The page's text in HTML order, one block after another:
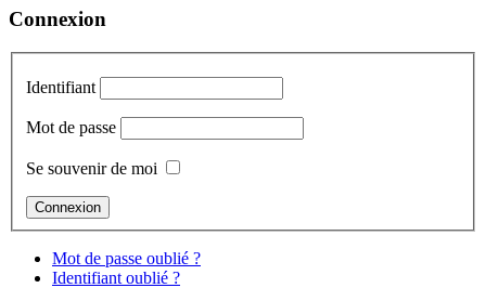
Connexion
Identifiant
Mot de passe
Se souvenir de moi
Mot de passe oublié ?
Identifiant oublié ?